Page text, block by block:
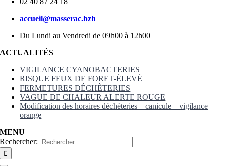
accueil@masserac.bzh
Du Lundi au Vendredi de 09h00 à 12h00
ACTUALITÉS
VIGILANCE CYANOBACTERIES
RISQUE FEUX DE FORET-ÉLEVÉ
FERMETURES DÉCHÈTERIES
VAGUE DE CHALEUR ALERTE ROUGE
Modification des horaires déchèteries – canicule – vigilance
orange
MENU
Rechercher: